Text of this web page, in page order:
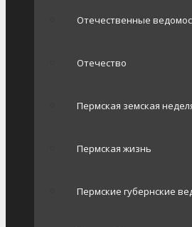
Отечественные
Отечество
Пермская земская
Пермская жизнь
Пермские губернские